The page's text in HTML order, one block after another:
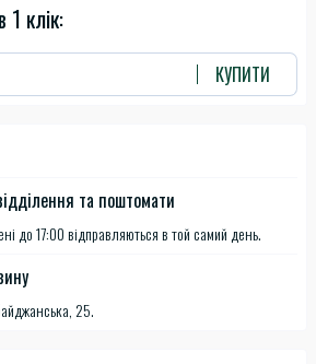
клік:
КУПИТИ
та поштомати
до 17:00 відправляються в той самий день.
25.